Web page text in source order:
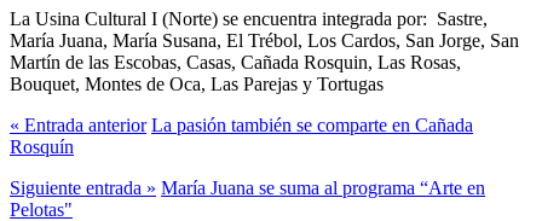
La Usina Cultural I (Norte) se encuentra integrada por: Sastre,
María Juana, María Susana, El Trébol, Los Cardos, San Jorge, San
Martín de las Escobas, Casas, Cañada Rosquin, Las Rosas,
Bouquet, Montes de Oca, Las Parejas y Tortugas
« Entrada anterior La pasión también se comparte en Cañada
Rosquín
Siguiente entrada » María Juana se suma al programa “Arte en
Pelotas"